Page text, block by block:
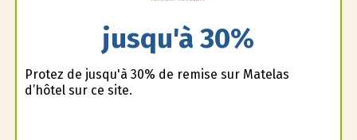
jusqu'à 30%
Profitez de jusqu'à 30% de remise sur Matelas
d’hôtel sur ce site.